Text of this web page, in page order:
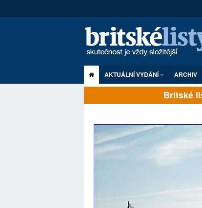
AKTUÁLNÍ VYDÁNÍ ARCHIV
Britské